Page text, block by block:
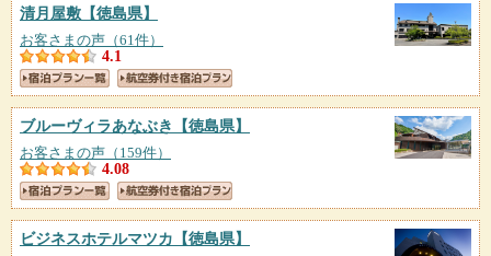
清月屋敷 【徳島県】
お客さまの声（61件）
4.1
ブルーヴィラあなぶき 【徳島県】
お客さまの声（159件）
4.08
ビジネスホテルマツカ 【徳島県】